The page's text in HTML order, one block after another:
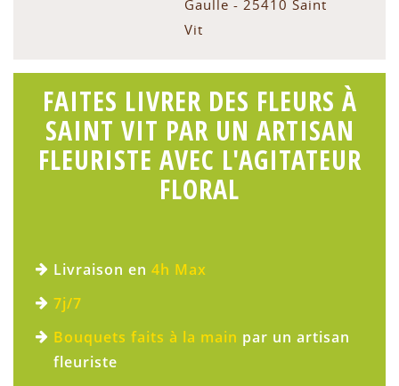
Gaulle - 25410 Saint
Vit
FAITES LIVRER DES FLEURS À
SAINT VIT PAR UN ARTISAN
FLEURISTE AVEC L'AGITATEUR
FLORAL
Livraison en 4h Max
7j/7
Bouquets faits à la main par un artisan
fleuriste